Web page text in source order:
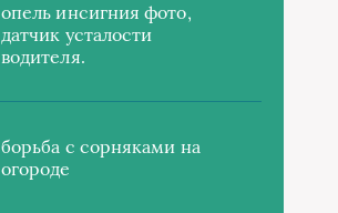
опель инсигния фото,
датчик усталости
водителя.
борьба с сорняками на
огороде